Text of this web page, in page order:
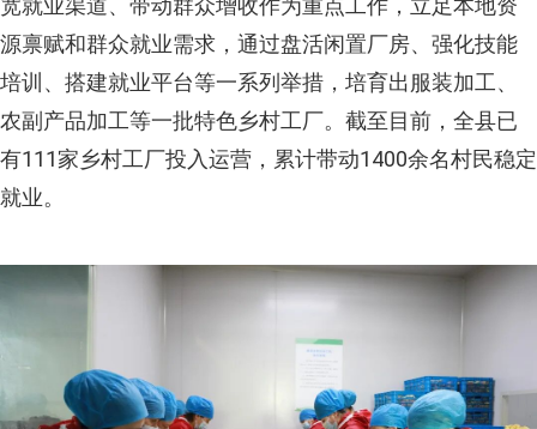
宽就业渠道、带动群众增收作为重点工作，立足本地资
源禀赋和群众就业需求，通过盘活闲置厂房、强化技能
培训、搭建就业平台等一系列举措，培育出服装加工、
农副产品加工等一批特色乡村工厂。截至目前，全县已
有111家乡村工厂投入运营，累计带动1400余名村民稳定
就业。